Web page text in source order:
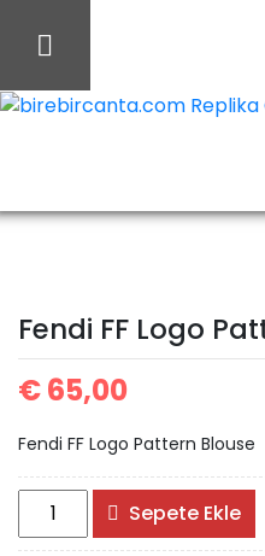
Fendi FF Logo
€65,00
Fendi FF Logo Pattern Blouse
Fendi
FF
Sepete Ekle